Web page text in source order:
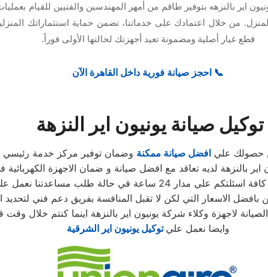
اير بالنزهه بتوفير طاقم من أمهر المهندسين والفنيين للقيام
من خلال اعتمادك على خدماتنا، تضمن حماية استثماراتك
قطع غيار أصلية ومضمونة تعيد أجهزتك لحالتها الأولى فوراً.
📞 احجز صيانة فورية داخل القاهرة الآن
توكيل صيانة يونيون اير النزهة
من حصولك عليافضل صيانة ممكنة وضمان توفير مركز خدمة رئيسي
بالنزهة لديه تعاقد مع افضل صيانة و ضمان الاجهزة الكهربائية
حالة طلب مساعدتنا نعمل علي توصيل اجهزتكم
الاسعار التي لكن لا تقبل المنافسة بفريق دعم فني لتحديد
وايضا نعمل علي توكيل يونيون اير الشرقية